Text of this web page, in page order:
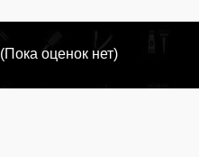
(Пока оценок нет)